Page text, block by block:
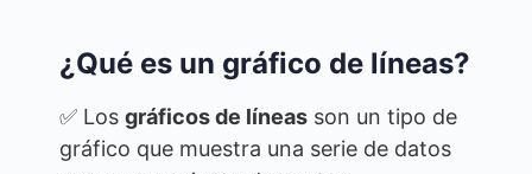
¿Qué es un gráfico de líneas?
✅ Los gráficos de líneas son un tipo de
gráfico que muestra una serie de datos